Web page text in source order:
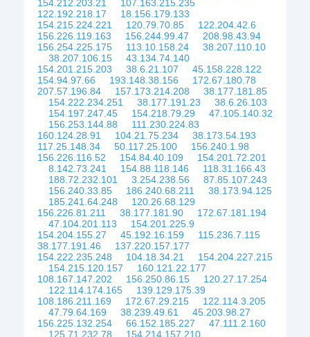
154.212.203.21
107.163.215.235
122.192.218.17
18.156.179.133
154.215.224.221
120.79.70.85
122.204.42.6
156.226.119.163
156.244.99.47
208.98.43.94
156.254.225.175
113.10.158.24
38.207.110.10
38.207.106.15
43.134.74.140
154.201.215.203
38.6.21.107
45.158.228.122
154.94.97.66
193.148.38.156
172.67.180.78
207.57.196.84
157.173.214.208
38.177.181.85
154.222.234.251
38.177.191.23
38.6.26.103
154.197.247.45
154.218.79.29
47.105.140.32
156.253.144.88
111.230.224.83
160.124.28.91
104.21.75.234
38.173.54.193
117.25.148.34
50.117.25.100
156.240.1.98
156.226.116.52
154.84.40.109
154.201.72.201
8.142.73.241
154.88.118.146
118.31.166.43
188.72.232.101
3.254.238.56
87.85.107.243
156.240.33.85
186.240.68.211
38.173.94.125
185.241.64.248
120.26.68.129
156.226.81.211
38.177.181.90
172.67.181.194
47.104.201.113
154.201.225.9
154.204.155.27
45.192.16.159
115.236.7.115
38.177.191.46
137.220.157.177
154.222.235.248
104.18.34.21
154.204.227.215
154.215.120.157
160.121.22.177
108.167.147.202
156.250.86.15
120.27.17.254
122.114.174.165
139.129.175.39
108.186.211.169
172.67.29.215
122.114.3.205
47.79.64.169
38.239.49.61
45.203.98.27
156.225.132.254
66.152.185.227
47.111.2.160
125.71.232.78
154.214.157.210